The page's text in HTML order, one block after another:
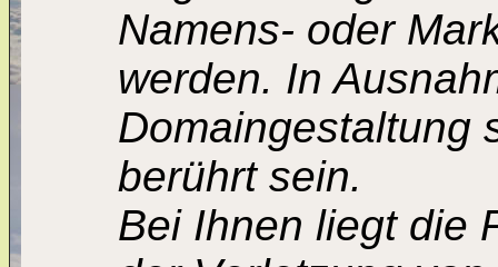
Namens- oder
werden. In
Domaingestaltung
berührt sein.
Bei Ihnen liegt die